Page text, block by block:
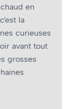
en
la
curieuses
avant tout
grosses